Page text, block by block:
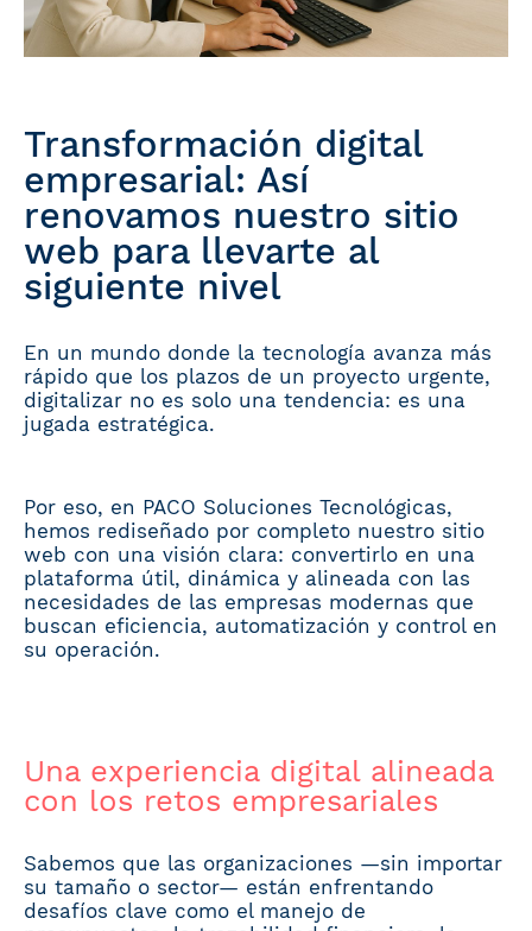
Transformación digital
empresarial: Así
renovamos nuestro sitio
web para llevarte al
siguiente nivel
En un mundo donde la tecnología avanza más
rápido que los plazos de un proyecto urgente,
digitalizar no es solo una tendencia: es una
jugada estratégica.
Por eso, en PACO Soluciones Tecnológicas,
hemos rediseñado por completo nuestro sitio
web con una visión clara: convertirlo en una
plataforma útil, dinámica y alineada con las
necesidades de las empresas modernas que
buscan eficiencia, automatización y control en
su operación.
Una experiencia digital alineada
con los retos empresariales
Sabemos que las organizaciones —sin importar
su tamaño o sector— están enfrentando
desafíos clave como el manejo de